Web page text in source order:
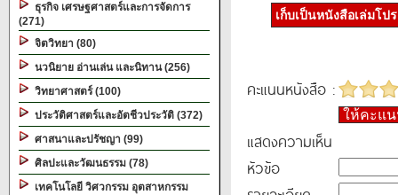
ธุรกิจ เศรษฐศาสตร์และการจัดการ
(271)
จิตวิทยา (80)
นวนิยาย อ่านเล่น และนิทาน (256)
วิทยาศาสตร์ (100)
ประวัติศาสตร์และอัตชีวประวัติ (372)
ศาสนาและปรัชญา (99)
ศิลปะและวัฒนธรรม (78)
เทคโนโลยี วิศวกรรม อุตสาหกรรม
เก็บเป็นหนังสือเล่มโป
คะแนนหนังสือ :
ให้คะแ
แสดงความเห็น
หัวข้อ